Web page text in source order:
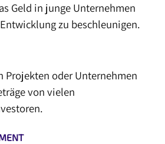
Geld in junge Unternehmen
zu beschleunigen.
Projekten oder Unternehmen
von vielen